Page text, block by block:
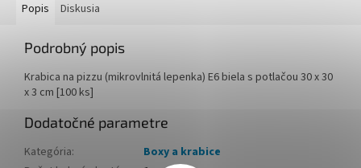
Popis Diskusia
Podrobný popis
Krabica na pizzu (mikrovlnitá lepenka) E6 biela s potlačou 30 x 30
x 3 cm [100 ks]
Dodatočné parametre
Kategória:
Boxy a krabice